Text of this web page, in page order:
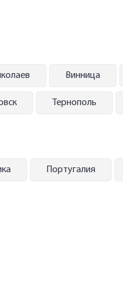
Винница
Тернополь
Португалия